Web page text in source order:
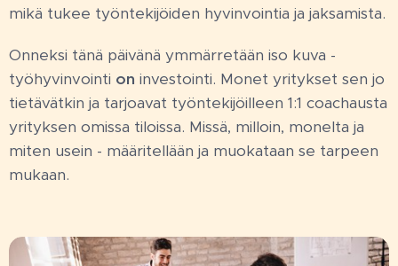
mikä tukee työntekijöiden hyvinvointia ja jaksamista.
Onneksi tänä päivänä ymmärretään iso kuva -
työhyvinvointi on investointi. Monet yritykset sen jo
tietävätkin ja tarjoavat työntekijöilleen 1:1 coachausta
yrityksen omissa tiloissa. Missä, milloin, monelta ja
miten usein - määritellään ja muokataan se tarpeen
mukaan.